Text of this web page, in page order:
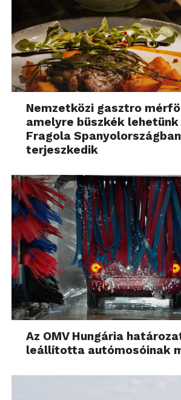
Nemzetközi gasztro
amelyre büszkék lehetünk
Fragola Spanyolországban
terjeszkedik
Az OMV Hungária
leállította autómosóinak